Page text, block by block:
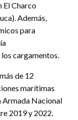
El Charco
Además,
para
cargamentos.
de 12
marítimas
Armada Nacional
2019 y 2022.